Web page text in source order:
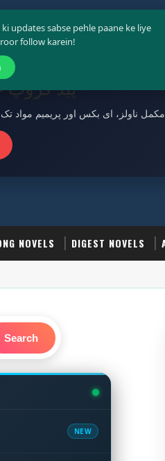
پیڈ گروپ
مکمل ناولز، ای بکس اور پریمیم مواد
NOVELS DIGEST NOVELS
Search
NEW
ki updates sabse pehle paane ke liye
follow karein!